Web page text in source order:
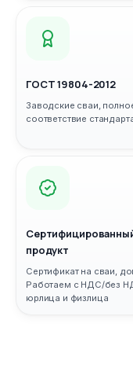
ГОСТ 19804-2012
Заводские сваи,
соответствие
продукт
Сертификат на сваи,
Работаем с НДС/без
юрлица и физлица